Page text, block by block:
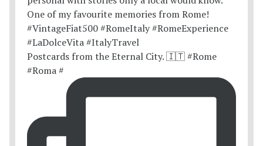
Postcards from the Eternal City. 🇮🇹 #Rome
#Roma #